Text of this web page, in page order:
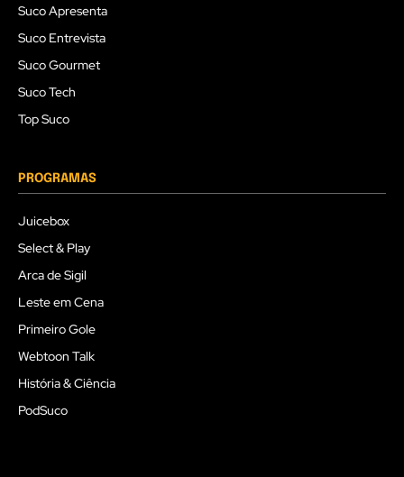
Suco Apresenta
Suco Entrevista
Suco Gourmet
Suco Tech
Top Suco
PROGRAMAS
Juicebox
Select & Play
Arca de Sigil
Leste em Cena
Primeiro Gole
Webtoon Talk
História & Ciência
PodSuco